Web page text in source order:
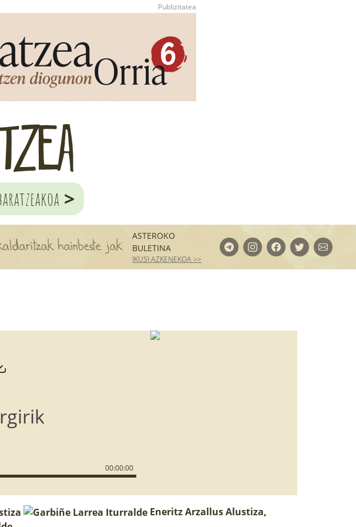
>
hainbeste jakintza barneratzen dituzte. Matematika, kimika,
ASTEROKO
BULETINA
IKUSI AZKENEKOA >>
00:00:00
Eneritz Arzallus Alustiza,